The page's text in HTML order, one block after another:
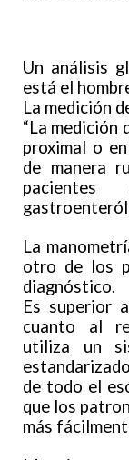
Un análisis
está el
La medición
“La
proximal o
de manera
La
otro de los
diagnóstico.
Es superior
cuanto al
utiliza un
de todo el
que los
más